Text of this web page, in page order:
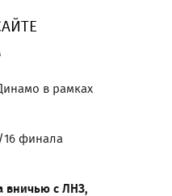
в рамках
финала
вничью с ЛНЗ,